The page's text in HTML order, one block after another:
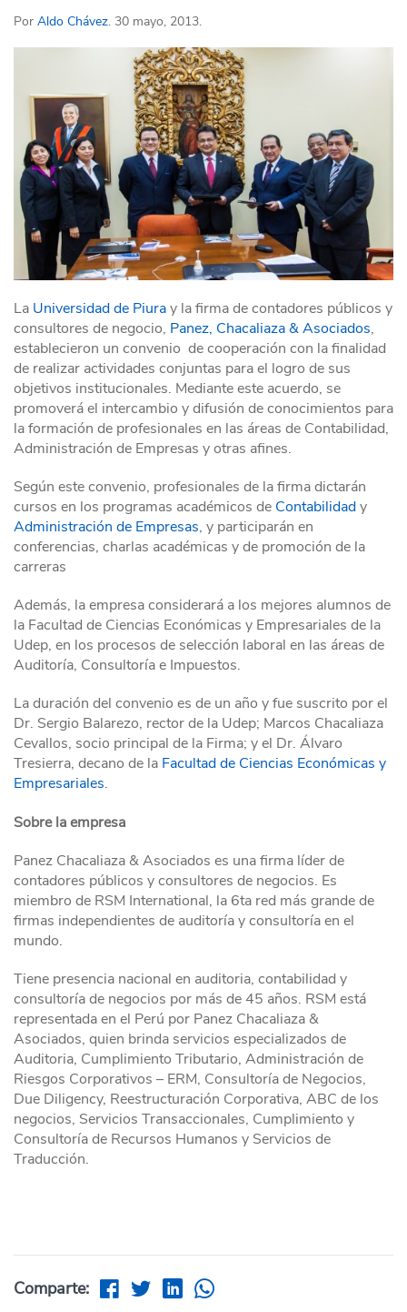
Por Aldo Chávez. 30 mayo, 2013.
La Universidad de Piuray la firma de contadores públicos y
consultores de negocio, Panez, Chacaliaza & Asociados,
establecieron un convenio de cooperación con la finalidad
de realizar actividades conjuntas para el logro de sus
objetivos institucionales. Mediante este acuerdo, se
promoverá el intercambio y difusión de conocimientos para
la formación de profesionales en las áreas de Contabilidad,
Administración de Empresas y otras afines.
Según este convenio, profesionales de la firma dictarán
cursos en los programas académicos de Contabilidady
Administración de Empresas, y participarán en
conferencias, charlas académicas y de promoción de la
carreras
Además, la empresa considerará a los mejores alumnos de
la Facultad de Ciencias Económicas y Empresariales de la
Udep, en los procesos de selección laboral en las áreas de
Auditoría, Consultoría e Impuestos.
La duración del convenio es de un año y fue suscrito por el
Dr. Sergio Balarezo, rector de la Udep; Marcos Chacaliaza
Cevallos, socio principal de la Firma; y el Dr. Álvaro
Tresierra, decano de la Facultad de Ciencias Económicas y
Empresariales.
Sobre la empresa
Panez Chacaliaza & Asociados es una firma líder de
contadores públicos y consultores de negocios. Es
miembro de RSM International, la 6ta red más grande de
firmas independientes de auditoría y consultoría en el
mundo.
Tiene presencia nacional en auditoria, contabilidad y
consultoría de negocios por más de 45 años. RSM está
representada en el Perú por Panez Chacaliaza &
Asociados, quien brinda servicios especializados de
Auditoria, Cumplimiento Tributario, Administración de
Riesgos Corporativos – ERM, Consultoría de Negocios,
Due Diligency, Reestructuración Corporativa, ABC de los
negocios, Servicios Transaccionales, Cumplimiento y
Consultoría de Recursos Humanos y Servicios de
Traducción.
Comparte: